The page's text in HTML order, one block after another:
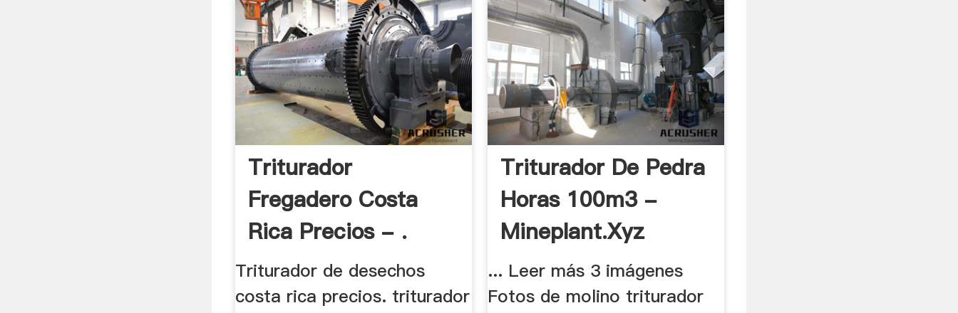
Triturador
Fregadero Costa
Rica Precios - .
Triturador de desechos
costa rica precios. triturador
Triturador De Pedra
Horas 100m3 -
Mineplant.xyz
... Leer más 3 imágenes
Fotos de molino triturador